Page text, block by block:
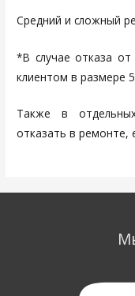
Средний и сложный
*В случае отказа от
клиентом в размере
Также в
отказать в ремонте,